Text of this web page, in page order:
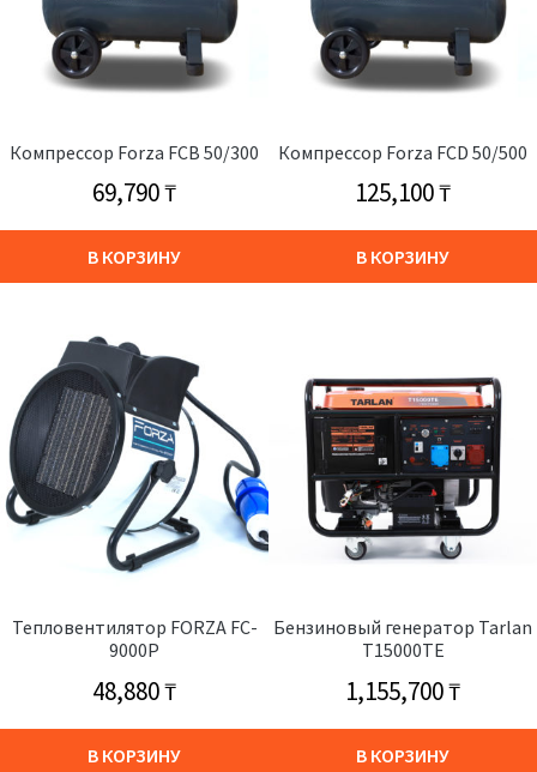
Компрессор Forza FCB 50/300
69,790₸
В КОРЗИНУ
Компрессор Forza FCD 50/500
125,100₸
В КОРЗИНУ
Тепловентилятор FORZA FC-
9000P
48,880₸
В КОРЗИНУ
Бензиновый генератор Tarlan
T15000TE
1,155,700₸
В КОРЗИНУ